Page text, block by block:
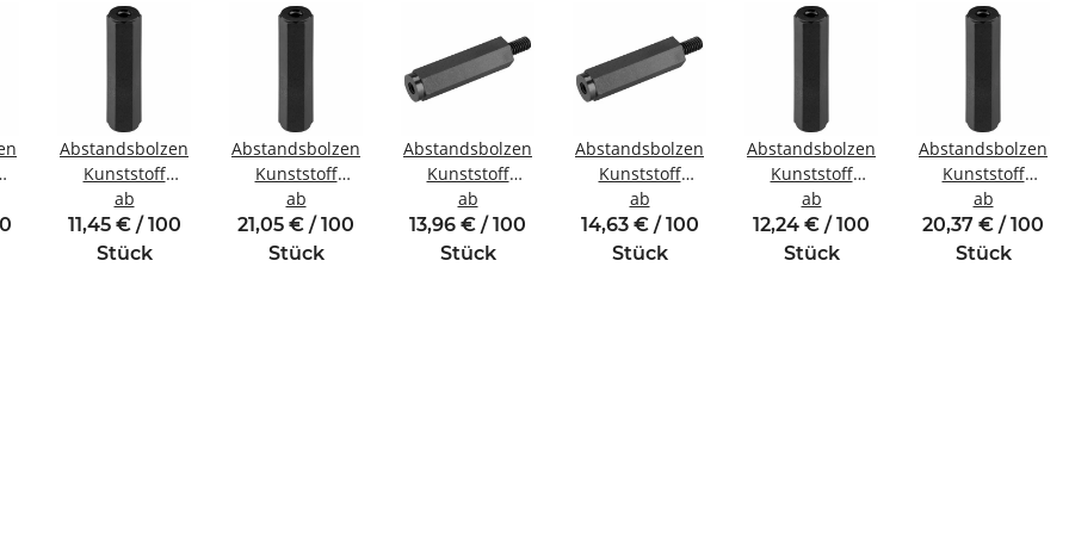
Abstandsbolzen
Kunststoff
Innen/Innengewinde
M3 SW6
ab
11,45 € / 100
Stück
Abstandsbolzen
Kunststoff
Innen/Innengewinde
M6 SW10
ab
21,05 € / 100
Stück
Abstandsbolzen
Kunststoff
Innen/Außengewinde
M3 SW6
ab
13,96 € / 100
Stück
Abstandsbolzen
Kunststoff
Innen/Außengewinde
M2,5 SW5
ab
14,63 € / 100
Stück
Abstandsbolzen
Kunststoff
Innen/Innengewinde
M4 SW8
ab
12,24 € / 100
Stück
Abstandsbolzen
Kunststoff
Innen/
M5 SW10
ab
20,37 € / 100
Stück